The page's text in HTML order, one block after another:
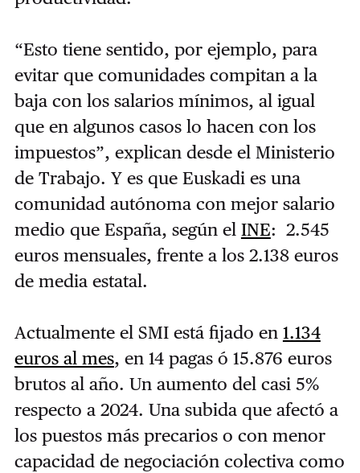
“Esto tiene sentido, por ejemplo, para
evitar que comunidades compitan a la
baja con los salarios mínimos, al igual
que en algunos casos lo hacen con los
impuestos”, explican desde el Ministerio
de Trabajo. Y es que Euskadi es una
comunidad autónoma con mejor salario
medio que España, según el INE: 2.545
euros mensuales, frente a los 2.138 euros
de media estatal.
Actualmente el SMI está fijado en 1.134
euros al mes, en 14 pagas ó 15.876 euros
brutos al año. Un aumento del casi 5%
respecto a 2024. Una subida que afectó a
los puestos más precarios o con menor
capacidad de negociación colectiva como